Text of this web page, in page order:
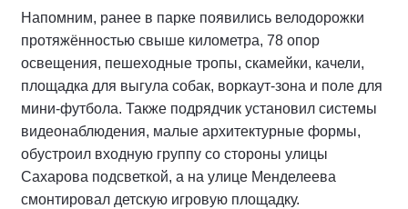
Напомним, ранее в парке появились велодорожки
протяжённостью свыше километра, 78 опор
освещения, пешеходные тропы, скамейки, качели,
площадка для выгула собак, воркаут-зона и поле для
мини-футбола. Также подрядчик установил системы
видеонаблюдения, малые архитектурные формы,
обустроил входную группу со стороны улицы
Сахарова подсветкой, а на улице Менделеева
смонтировал детскую игровую площадку.